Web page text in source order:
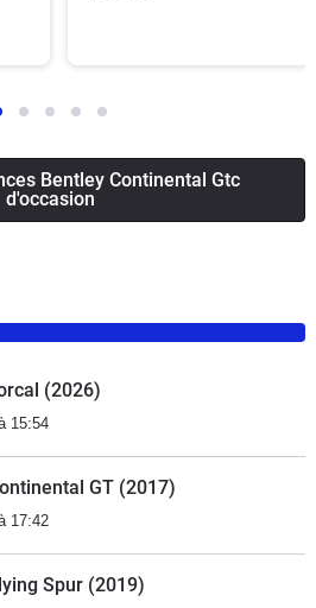
Bentley Continental Gtc
d'occasion
(2026)
15:54
GT (2017)
17:42
Spur (2019)